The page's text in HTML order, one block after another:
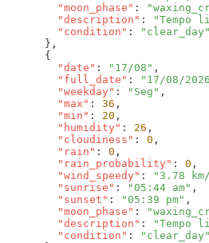
        "moon_phase"
:
        "description"
: "Tempo
        "condition"
:
        "date"
: "17/08"
        "full_date"
: "17/08/
        "weekday"
: "Seg"
        "max"
: 36
        "min"
: 20
        "humidity"
: 26
        "cloudiness"
: 0
        "rain"
: 0
        "rain_probability"
: 0
        "wind_speedy"
: "3.78
        "sunrise"
: "05:44 am"
        "sunset"
: "05:39 pm"
        "moon_phase"
:
        "description"
: "Tempo
        "condition"
: